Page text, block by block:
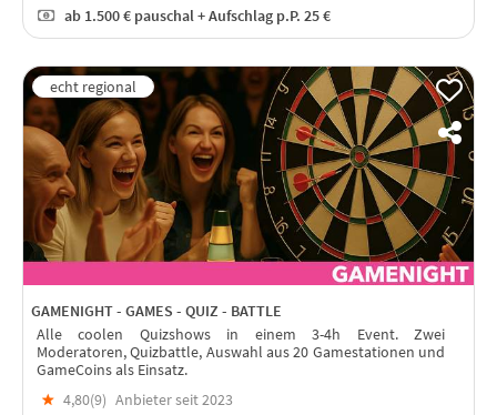
ab1.500 € pauschal + Aufschlag p.P. 25 €
GAMENIGHT - GAMES - QUIZ - BATTLE
Alle coolen Quizshows in einem 3-4h Event. Zwei
Moderatoren, Quizbattle, Auswahl aus 20 Gamestationen und
GameCoins als Einsatz.
★ 4,80(9) Anbieter seit 2023